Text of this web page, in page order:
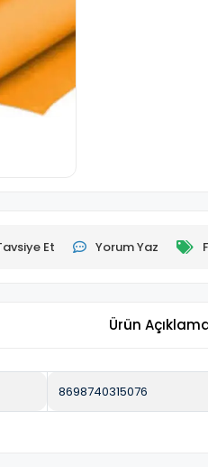
Et Yorum Yaz
Ürün
8698740315076